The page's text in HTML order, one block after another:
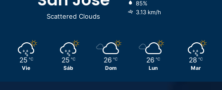
Scattered Clouds
85%
3.13 km/h
25 ℃
Vie
25 ℃
Sáb
26 ℃
Dom
26 ℃
Lun
28 ℃
Mar